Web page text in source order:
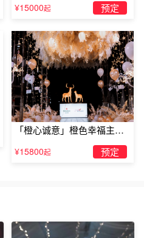
--书信表白
写书信更能够显示情真意切。
致去创作一份有心意的书信来
¥15000起 预定
「橙心诚意」橙色幸福主题
露台求婚
¥15800起 预定